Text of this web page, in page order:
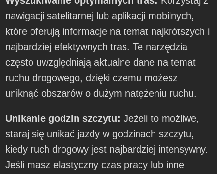
nawigacji satelitarnej lub aplikacji mobilnych,
które oferują informacje na temat najkrótszych i
najbardziej efektywnych tras. Te narzędzia
często uwzględniają aktualne dane na temat
ruchu drogowego, dzięki czemu możesz
uniknąć obszarów o dużym natężeniu ruchu.
Unikanie godzin szczytu:Jeżeli to możliwe,
staraj się unikać jazdy w godzinach szczytu,
kiedy ruch drogowy jest najbardziej intensywny.
Jeśli masz elastyczny czas pracy lub inne